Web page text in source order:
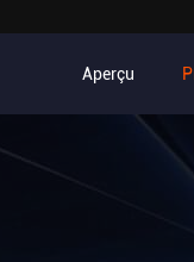
Aperçu